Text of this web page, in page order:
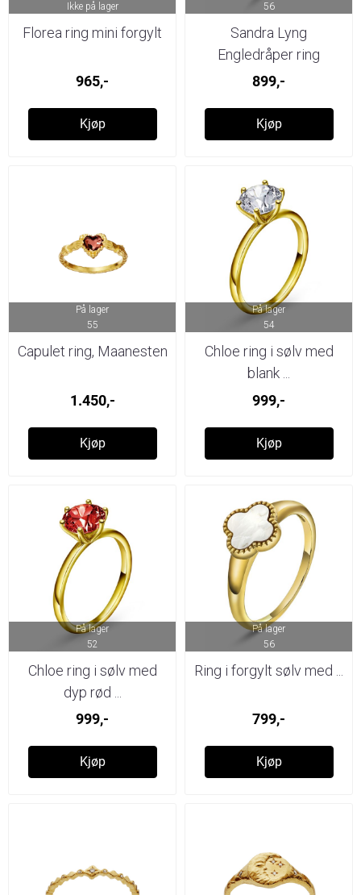
Ikke på lager
Florea ring mini forgylt
965,-
Kjøp
56
Sandra Lyng
Engledråper ring
899,-
Kjøp
På lager
55
Capulet ring, Maanesten
1.450,-
Kjøp
På lager
54
Chloe ring i sølv med
blank ...
999,-
Kjøp
På lager
52
Chloe ring i sølv med
dyp rød ...
999,-
Kjøp
På lager
56
Ring i forgylt sølv med ...
799,-
Kjøp